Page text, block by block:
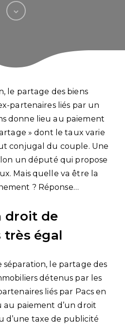
le partage des biens
partenaires liés par un
donne lieu au paiement
» dont le taux varie
conjugal du couple. Une
un député qui propose
Mais quelle va être la
? Réponse…
droit de
très égal
séparation, le partage des
détenus par les
liés par Pacs en
au paiement d’un droit
d’une taxe de publicité